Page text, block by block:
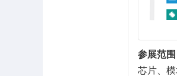
参展范围
芯片、